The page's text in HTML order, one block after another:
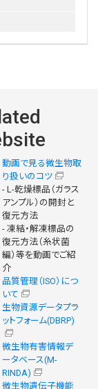
動画で見る微生物取
り扱いのコツ
- L-乾燥標品（ガラス
アンプル）の開封と
復元方法
- 凍結・解凍標品の
復元方法（糸状菌
編）等を動画でご紹
介
品質管理（ISO）につ
いて
生物資源データプラ
ットフォーム(DBRP)
微生物有害情報デ
ータベース(M-
RINDA)
微生物遺伝子機能